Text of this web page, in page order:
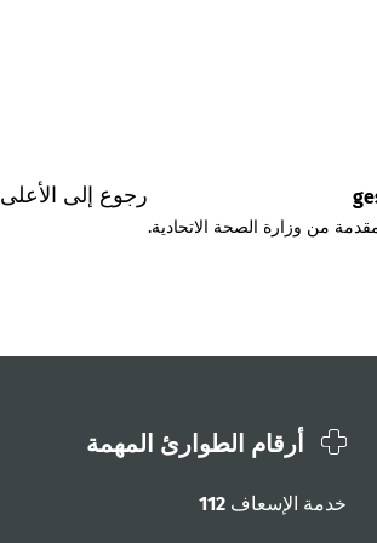
رجوع إلى الأعلى
من وزارة الصحة الاتحادية.
أرقام الطوارئ المهمة
خدمة الإسعاف 112